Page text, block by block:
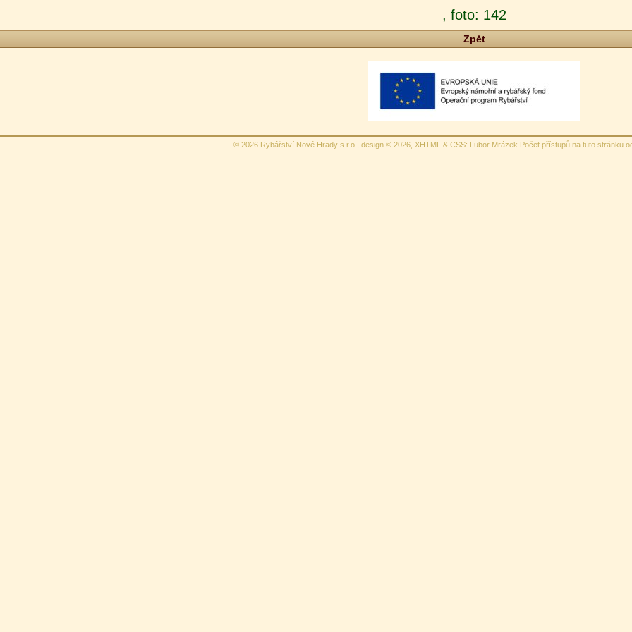
, foto: 142
Zpět
© 2026 Rybářství Nové Hrady s.r.o., design © 2026, XHTML & CSS: Lubor Mrázek Počet přístupů na tuto stránku